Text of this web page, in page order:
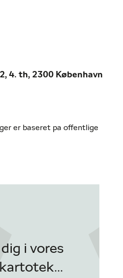
4. th, 2300 København
er baseret pa offentlige
i vores